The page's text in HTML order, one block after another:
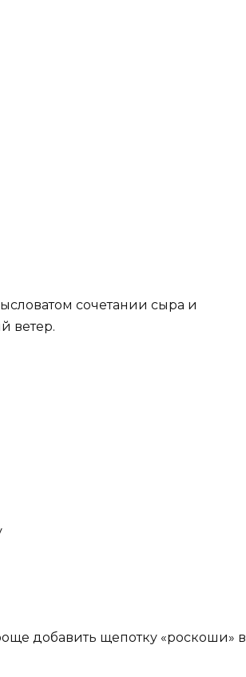
сочетании сыра и
ветер.
добавить щепотку «роскоши» в